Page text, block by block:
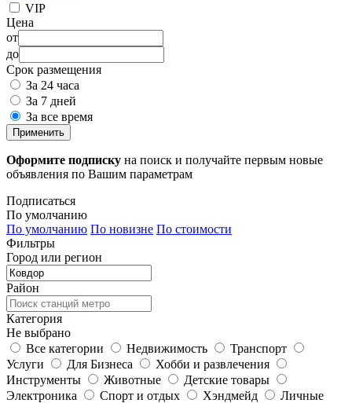
VIP
Цена
от
до
Срок размещения
За 24 часа
За 7 дней
За все время
Применить
Оформите подписку на поиск и получайте первым новые
объявления по Вашим параметрам
Подписаться
По умолчанию
По умолчанию По новизне По стоимости
Фильтры
Город или регион
Район
Категория
Не выбрано
Все категории
Недвижимость
Транспорт
Услуги
Для Бизнеса
Хобби и развлечения
Инструменты
Животные
Детские товары
Электроника
Спорт и отдых Хэндмейд
Личные